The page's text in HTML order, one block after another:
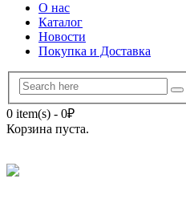
О нас
Каталог
Новости
Покупка и Доставка
0 item(s) - 0₽
Корзина пуста.